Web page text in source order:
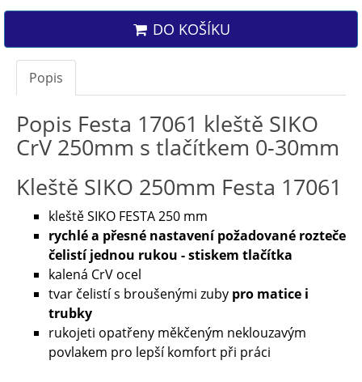
DO KOŠÍKU
Popis
Popis Festa 17061 kleště SIKO
CrV 250mm s tlačítkem 0-30mm
Kleště SIKO 250mm Festa 17061
kleště SIKO FESTA 250 mm
rychlé a přesné nastavení požadované rozteče
čelistí jednou rukou - stiskem tlačítka
kalená CrV ocel
tvar čelistí s broušenými zuby pro matice i
trubky
rukojeti opatřeny měkčeným neklouzavým
povlakem pro lepší komfort při práci